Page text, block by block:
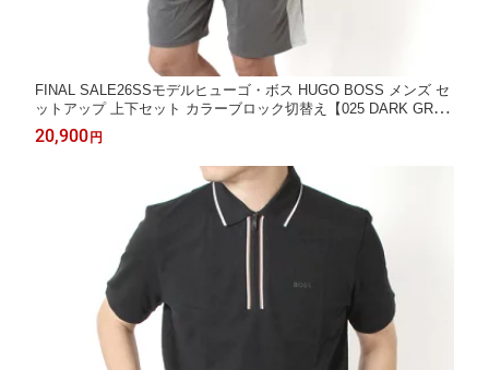
FINAL SALE26SSモデルヒューゴ・ボス HUGO BOSS メンズ セ
ットアップ 上下セット カラーブロック切替え【025 DARK GRE
Y】50557587 025/【2026SS】m-tops
20,900円